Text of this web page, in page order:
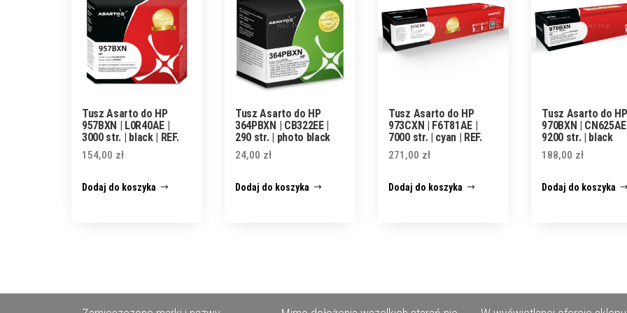
Tusz Asarto do HP
957BXN | L0R40AE |
3000 str. | black | REF.
154,00 zł
Dodaj do koszyka
Tusz Asarto do HP
364PBXN | CB322EE |
290 str. | photo black
24,00 zł
Dodaj do koszyka
Tusz Asarto do HP
973CXN | F6T81AE |
7000 str. | cyan | REF.
271,00 zł
Dodaj do koszyka
Tusz Asarto do HP
970BXN |
9200 str. | black
188,00 zł
Dodaj do koszyka